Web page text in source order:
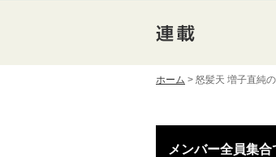
ホーム > 怒髪天 増子直純
メンバー全員集合